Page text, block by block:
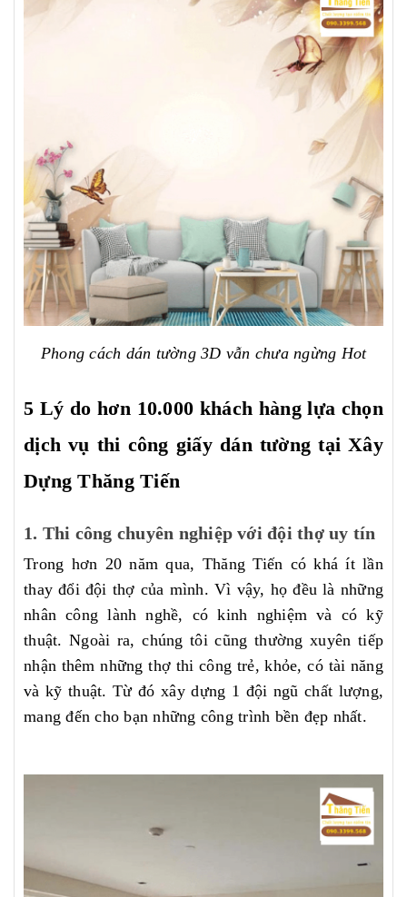
Phong cách dán tường 3D vẫn chưa ngừng Hot
5 Lý do hơn 10.000 khách hàng lựa chọn
dịch vụ thi công giấy dán tường tại Xây
Dựng Thăng Tiến
1. Thi công chuyên nghiệp với đội thợ uy tín
Trong hơn 20 năm qua, Thăng Tiến có khá ít lần
thay đổi đội thợ của mình. Vì vậy, họ đều là những
nhân công lành nghề, có kinh nghiệm và có kỹ
thuật. Ngoài ra, chúng tôi cũng thường xuyên tiếp
nhận thêm những thợ thi công trẻ, khỏe, có tài năng
và kỹ thuật. Từ đó xây dựng 1 đội ngũ chất lượng,
mang đến cho bạn những công trình bền đẹp nhất.